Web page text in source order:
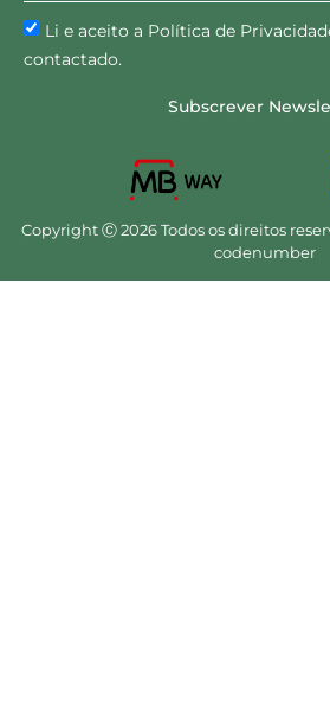
Li e aceito a Política de
contactado.
Subscrever
Copyright Ⓒ 2026 Todos os direitos
codenumber